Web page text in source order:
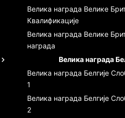
Велика награда Велике
Квалификације
Велика награда Велике
награда
Велика награда
Велика награда Белгије
1
Велика награда Белгије
2